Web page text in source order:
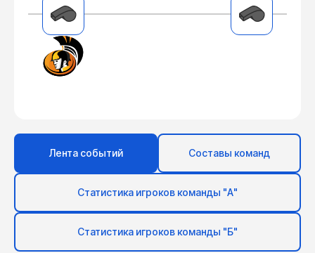
Лента событий Составы команд
Статистика игроков команды "А"
Статистика игроков команды "Б"